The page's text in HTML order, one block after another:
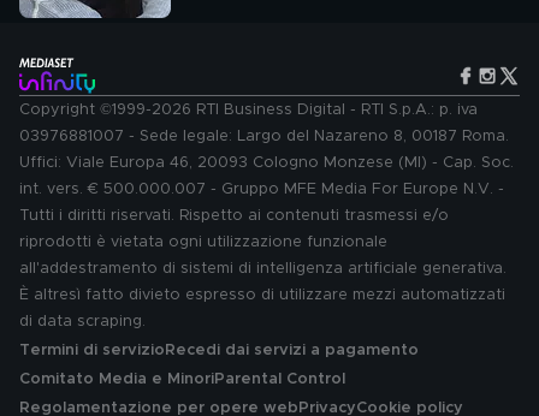
Copyright ©1999-2026 RTI Business Digital - RTI S.p.A.: p. iva
03976881007 - Sede legale: Largo del Nazareno 8, 00187 Roma.
Uffici: Viale Europa 46, 20093 Cologno Monzese (MI) - Cap. Soc.
int. vers. € 500.000.007 - Gruppo MFE Media For Europe N.V. -
Tutti i diritti riservati. Rispetto ai contenuti trasmessi e/o
riprodotti è vietata ogni utilizzazione funzionale
all'addestramento di sistemi di intelligenza artificiale generativa.
È altresì fatto divieto espresso di utilizzare mezzi automatizzati
di data scraping.
Termini di servizio Recedi dai servizi a pagamento
Comitato Media e MinoriParental Control
Regolamentazione per opere web PrivacyCookie policy